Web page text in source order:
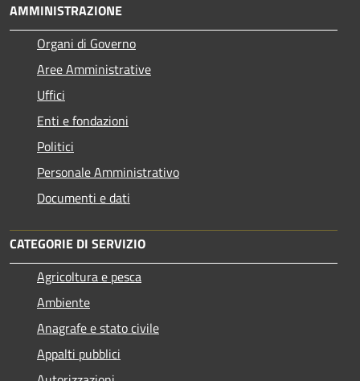
AMMINISTRAZIONE
Organi di Governo
Aree Amministrative
Uffici
Enti e fondazioni
Politici
Personale Amministrativo
Documenti e dati
CATEGORIE DI SERVIZIO
Agricoltura e pesca
Ambiente
Anagrafe e stato civile
Appalti pubblici